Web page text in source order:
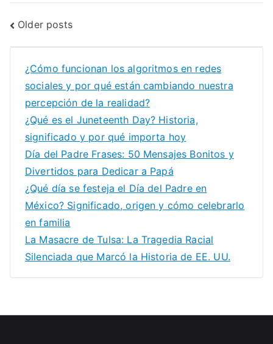
Posts
navigation
Older posts
¿Cómo funcionan los algoritmos en redes
sociales y por qué están cambiando nuestra
percepción de la realidad?
¿Qué es el Juneteenth Day? Historia,
significado y por qué importa hoy
Día del Padre Frases: 50 Mensajes Bonitos y
Divertidos para Dedicar a Papá
¿Qué día se festeja el Día del Padre en
México? Significado, origen y cómo celebrarlo
en familia
La Masacre de Tulsa: La Tragedia Racial
Silenciada que Marcó la Historia de EE. UU.